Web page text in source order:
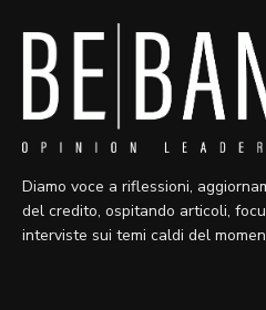
Diamo voce a riflessioni,
del credito, ospitando articoli,
interviste sui temi caldi del